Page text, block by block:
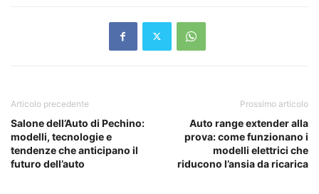
Articolo precedente
Salone dell’Auto di Pechino:
modelli, tecnologie e
tendenze che anticipano il
futuro dell’auto
Prossimo articolo
Auto range extender alla
prova: come funzionano i
modelli elettrici che
riducono l’ansia da ricarica